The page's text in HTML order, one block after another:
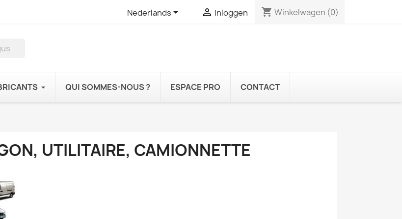
Nederlands  Inloggen shopping_cart Winkelwagen (0)
QUI SOMMES-NOUS ? ESPACE PRO CONTACT
UTILITAIRE, CAMIONNETTE